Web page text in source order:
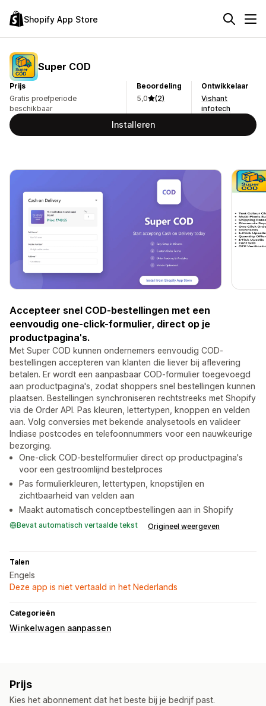
Shopify App Store
Super COD
Prijs
Gratis proefperiode
beschikbaar
Beoordeling
5,0
(2)
Ontwikkelaar
Vishant
infotech
Installeren
Accepteer snel COD-bestellingen met een
eenvoudig one-click-formulier, direct op je
productpagina's.
Met Super COD kunnen ondernemers eenvoudig COD-
bestellingen accepteren van klanten die liever bij aflevering
betalen. Er wordt een aanpasbaar COD-formulier toegevoegd
aan productpagina's, zodat shoppers snel bestellingen kunnen
plaatsen. Bestellingen synchroniseren rechtstreeks met Shopify
via de Order API. Pas kleuren, lettertypen, knoppen en velden
aan. Volg conversies met bekende analysetools en valideer
Indiase postcodes en telefoonnummers voor een nauwkeurige
bezorging.
One-click COD-bestelformulier direct op productpagina's
voor een gestroomlijnd bestelproces
Pas formulierkleuren, lettertypen, knopstijlen en
zichtbaarheid van velden aan
Maakt automatisch conceptbestellingen aan in Shopify
Bevat automatisch vertaalde tekst Origineel weergeven
Talen
Engels
Deze app is niet vertaald in het Nederlands
Categorieën
Winkelwagen aanpassen
Prijs
Kies het abonnement dat het beste bij je bedrijf past.